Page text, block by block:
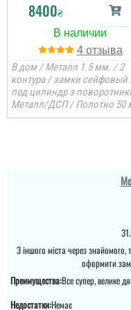
Нарешті отримали
комісій. Оплату
проводили на офійійний
рахунок і отримали чек.
Є...
читати всі відгуки
8400₴
4
В дом / Металл 1.5 мм. / 2
контура / замки сейфовый
под цилиндр з
Металл/ДСП / Полотно 50
З іншого міста через
оформити
Преимущества:Все супер, велике
Недостатки:Немає